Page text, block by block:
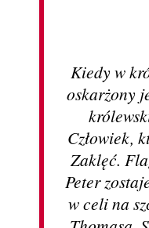
Kiedy w
oskarżony
Człowiek,
Zaklęć.
Peter
w celi na